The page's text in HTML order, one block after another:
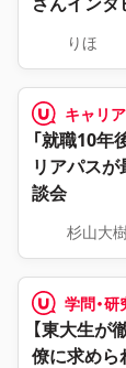
りほ
キャリア
「就職10年
リアパスが
談会
杉山大
学問・研
【東大生が
僚に求めら